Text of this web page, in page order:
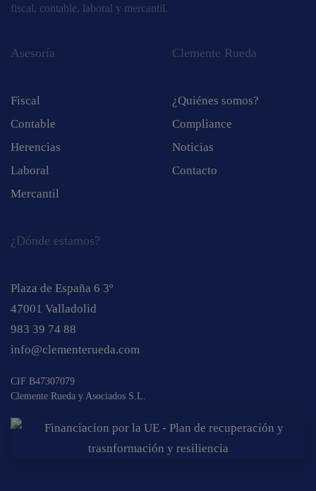
fiscal, contable, laboral y mercantil.
Asesoría
Fiscal
Contable
Herencias
Laboral
Mercantil
Clemente Rueda
¿Quiénes somos?
Compliance
Noticias
Contacto
¿Dónde estamos?
Plaza de España 6 3º
47001 Valladolid
983 39 74 88
info@clementerueda.com
CIF B47307079
Clemente Rueda y Asociados S.L.